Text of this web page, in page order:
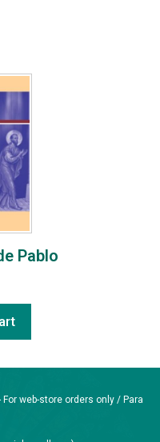
Pablo
- For web-store orders only / Para